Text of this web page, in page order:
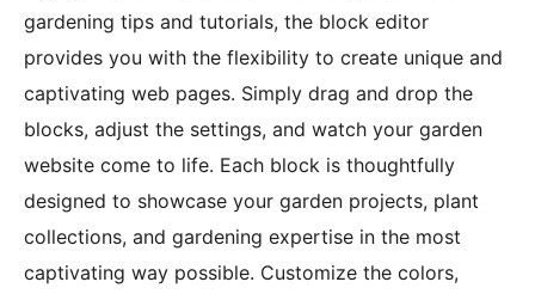
gardening tips and tutorials, the block editor
provides you with the flexibility to create unique and
captivating web pages. Simply drag and drop the
blocks, adjust the settings, and watch your garden
website come to life. Each block is thoughtfully
designed to showcase your garden projects, plant
collections, and gardening expertise in the most
captivating way possible. Customize the colors,